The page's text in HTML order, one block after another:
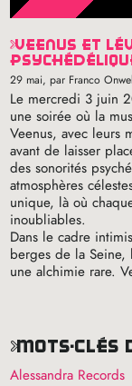
veenus et lévitation room : une nuit
29 mai, par Franco
Le mercredi 3 juin
une soirée où la
Veenus, avec leurs
avant de laisser
des sonorités
atmosphères
unique, là où
inoubliables.
Dans le cadre
berges de la
une alchimie rare.
mots-
Alessandra Records